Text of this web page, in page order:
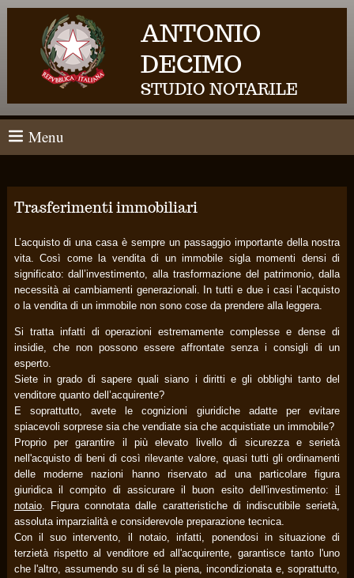
ANTONIO
DECIMO
STUDIO NOTARILE
Menu
Trasferimenti immobiliari
L’acquisto di una casa è sempre un passaggio importante della nostra
vita. Così come la vendita di un immobile sigla momenti densi di
significato: dall’investimento, alla trasformazione del patrimonio, dalla
necessità ai cambiamenti generazionali. In tutti e due i casi l’acquisto
o la vendita di un immobile non sono cose da prendere alla leggera.
Si tratta infatti di operazioni estremamente complesse e dense di
insidie, che non possono essere affrontate senza i consigli di un
esperto.
Siete in grado di sapere quali siano i diritti e gli obblighi tanto del
venditore quanto dell’acquirente?
E soprattutto, avete le cognizioni giuridiche adatte per evitare
spiacevoli sorprese sia che vendiate sia che acquistiate un immobile?
Proprio per garantire il più elevato livello di sicurezza e serietà
nell'acquisto di beni di così rilevante valore, quasi tutti gli ordinamenti
delle moderne nazioni hanno riservato ad una particolare figura
giuridica il compito di assicurare il buon esito dell'investimento:il
notaio. Figura connotata dalle caratteristiche di indiscutibile serietà,
assoluta imparzialità e considerevole preparazione tecnica.
Con il suo intervento, il notaio, infatti, ponendosi in situazione di
terzietà rispetto al venditore ed all'acquirente, garantisce tanto l'uno
che l'altro, assumendo su di sé la piena, incondizionata e, soprattutto,